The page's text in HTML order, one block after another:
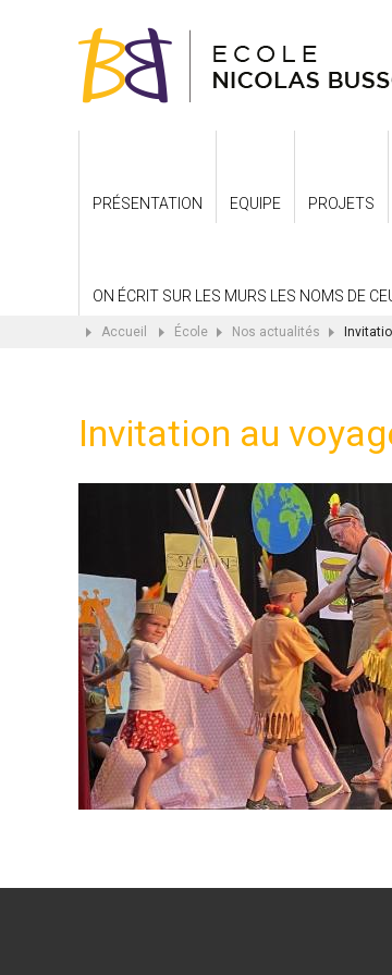
PRÉSENTATION EQUIPE PROJETS
ON ÉCRIT SUR LES MURS LES NOMS DE
Accueil École Nos actualités
Invitation au